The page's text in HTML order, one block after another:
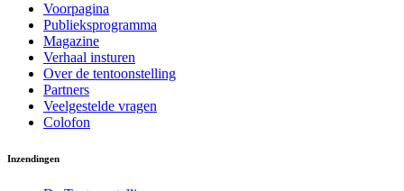
Voorpagina
Publieksprogramma
Magazine
Verhaal insturen
Over de tentoonstelling
Partners
Veelgestelde vragen
Colofon
Inzendingen